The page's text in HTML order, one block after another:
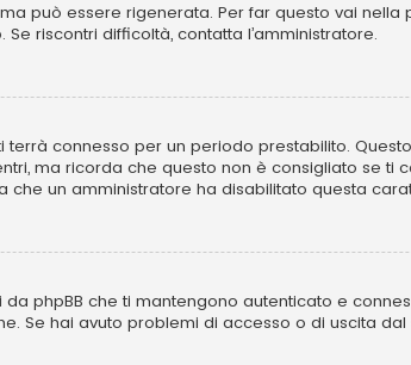
può essere rigenerata. Per far questo vai nella
riscontri difficoltà, contatta l’amministratore.
terrà connesso per un periodo prestabilito.
ma ricorda che questo non è consigliato se ti
che un amministratore ha disabilitato questa
phpBB che ti mantengono autenticato e
Se hai avuto problemi di accesso o di uscita